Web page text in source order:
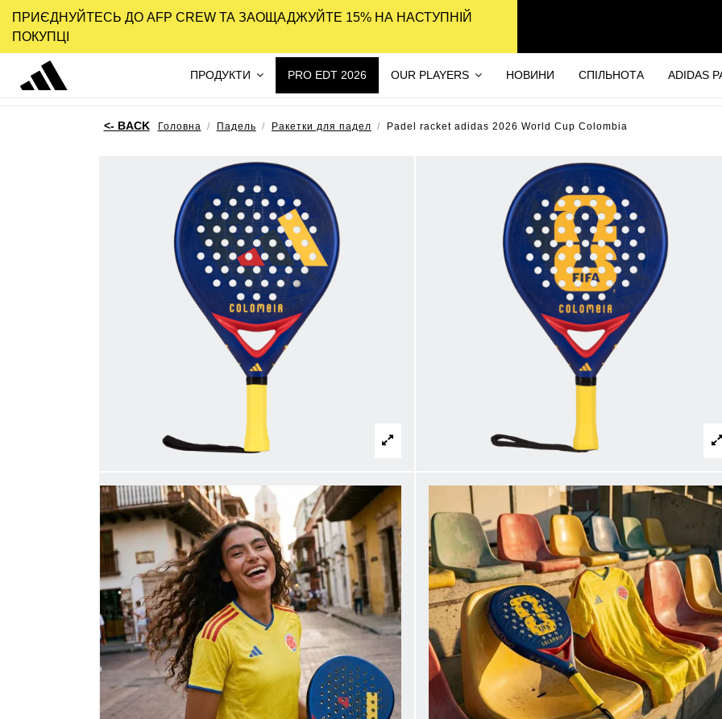
ПРИЄДНУЙТЕСЬ ДО AFP CREW ТА ЗАОЩАДЖУЙТЕ 15% НА НАСТУПНІЙ
ПОКУПЦІ
ПРОДУКТИ PRO EDT 2026 OUR PLAYERS НОВИНИ СПІЛЬНОТА ADIDAS
Головна Падель Ракетки для падел Padel racket adidas 2026 World Cup Colombia